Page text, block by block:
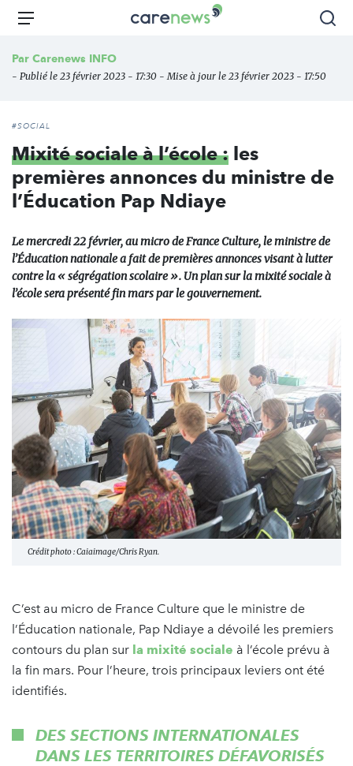
Aller
principal
Carenews,
des
Menu
Par Carenews INFO
- Publié le 23 février 2023 - 17:30 - Mise à jour le 23 février 2023 - 17:50
#SOCIAL
Mixité sociale à l’école : les
premières annonces du ministre de
l’Éducation Pap Ndiaye
Le mercredi 22 février, au micro de France Culture, le ministre de
l’Éducation nationale a fait de premières annonces visant à lutter
contre la « ségrégation scolaire ». Un plan sur la mixité sociale à
l’école sera présenté fin mars par le gouvernement.
Crédit photo : Caiaimage/Chris Ryan.
C’est au micro de France Culture que le ministre de
l’Éducation nationale, Pap Ndiaye a dévoilé les premiers
contours du plan sur la mixité sociale à l’école prévu à
la fin mars. Pour l’heure, trois principaux leviers ont été
identifiés.
DES SECTIONS INTERNATIONALES
DANS LES TERRITOIRES DÉFAVORISÉS